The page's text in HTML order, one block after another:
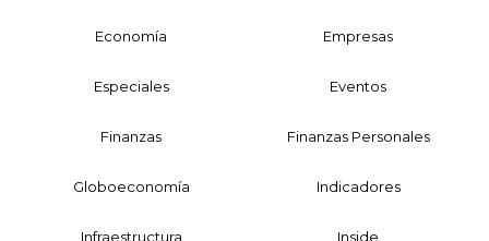
Economía Empresas
Especiales Eventos
Finanzas Finanzas Personales
Globoeconomía Indicadores
Infraestructura Inside